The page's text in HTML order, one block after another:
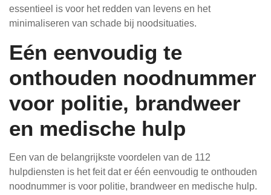
essentieel is voor het redden van levens en het
minimaliseren van schade bij noodsituaties.
Eén eenvoudig te
onthouden noodnummer
voor politie, brandweer
en medische hulp
Een van de belangrijkste voordelen van de 112
hulpdiensten is het feit dat er één eenvoudig te onthouden
noodnummer is voor politie, brandweer en medische hulp.